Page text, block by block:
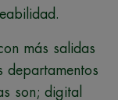
más salidas
departamentos
son; digital